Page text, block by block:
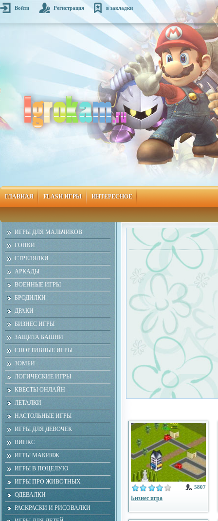
Войти Регистрация в закладки
ГЛАВНАЯ FLASH ИГРЫ ИНТЕРЕСНОЕ
ИГРЫ ДЛЯ МАЛЬЧИКОВ
ГОНКИ
СТРЕЛЯЛКИ
АРКАДЫ
ВОЕННЫЕ ИГРЫ
БРОДИЛКИ
ДРАКИ
БИЗНЕС ИГРЫ
ЗАЩИТА БАШНИ
СПОРТИВНЫЕ ИГРЫ
ЗОМБИ
ЛОГИЧЕСКИЕ ИГРЫ
КВЕСТЫ ОНЛАЙН
ЛЕТАЛКИ
НАСТОЛЬНЫЕ ИГРЫ
ИГРЫ ДЛЯ ДЕВОЧЕК
ВИНКС
ИГРЫ МАКИЯЖ
ИГРЫ В ПОЦЕЛУЮ
ИГРЫ ПРО ЖИВОТНЫХ
ОДЕВАЛКИ
РАСКРАСКИ И РИСОВАЛКИ
5807
Бизнес игра